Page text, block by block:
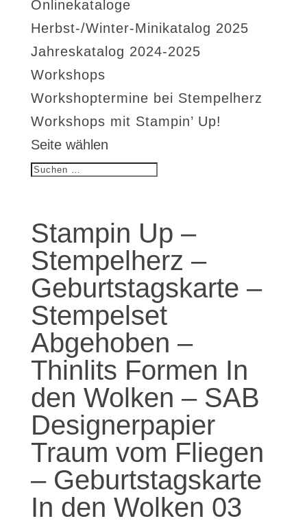
Onlinekataloge
Herbst-/Winter-Minikatalog 2025
Jahreskatalog 2024-2025
Workshops
Workshoptermine bei Stempelherz
Workshops mit Stampin’ Up!
Seite wählen
Stampin Up –
Stempelherz –
Geburtstagskarte –
Stempelset
Abgehoben –
Thinlits Formen In
den Wolken – SAB
Designerpapier
Traum vom Fliegen
– Geburtstagskarte
In den Wolken 03